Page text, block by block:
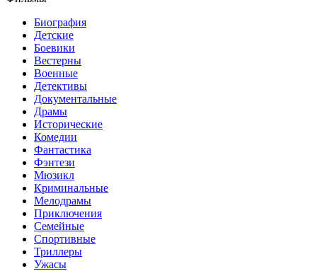
Биография
Детские
Боевики
Вестерны
Военные
Детективы
Документальные
Драмы
Исторические
Комедии
Фантастика
Фэнтези
Мюзикл
Криминальные
Мелодрамы
Приключения
Семейные
Спортивные
Триллеры
Ужасы